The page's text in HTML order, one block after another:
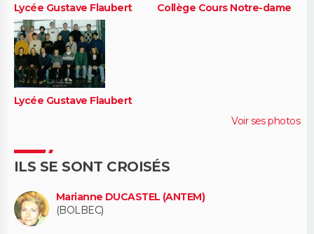
Lycée Gustave Flaubert Collège Cours Notre-dame
Lycée Gustave Flaubert
Voir ses photos
ILS SE SONT CROISÉS
Marianne DUCASTEL (ANTEM)
(BOLBEC)